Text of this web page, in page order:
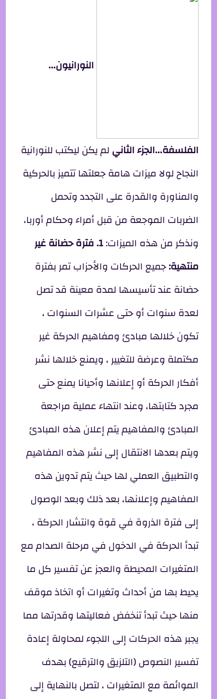
النورانيون...
الفلسفة...الجزء الثانيلم يكن ليكتب للنورانية
النجاح لولا ميزات هامة جعلتها تتميز بالحركية
والمناورة والقدرة على التجدد وتحمل
الضربات الموجعة من قبل أمراء وحكام أوربا،
ونذكر من هذه الميزات: 1. فترة حضانة غير
منتهية:جميع الحركات والأحزاب تمر بفترة
حضانة عند تأسيسها لمدة معينة قد تصل
لعدة سنوات أو حتى عشرات السنوات ،
تكون خلالها مبادئ ومفاهيم الحركة غير
مكتملة وعرضة للتغيير ، ويمنع خلالها نشر
أفكار الحركة أو إعلانها وأحيانا يمنع حتى
مجرد كتابتها، وعند انتهاء عملية مراجعة
المبادئ والمفاهيم يتم إعلان هذه المبادئ
ويتم بعدها الانتقال إلى نشر هذه المفاهيم
والتطبيق العملي لها حيث يتم تدوين هذه
المفاهيم وإعلانها، بعد ذلك وبعد الوصول
إلى فترة الذروة في قوة وانتشار الحركة ،
تبدأ الحركة في الدخول في مرحلة الصدام مع
المتغيرات المحيطة والعجز عن تفسير كل ما
يحيط بها من أحداث وتغيرات أو اتخاذ موقف
منها حيث تبدأ تنخفض فعاليتها وقدرتها مما
يجبر هذه الحركات إلى اللجوء لمحاولة إعادة
تفسير النصوص (التلزيق والترقيع) بهدف
الموائمة مع المتغيرات ، لتصل بالنهاية إلى